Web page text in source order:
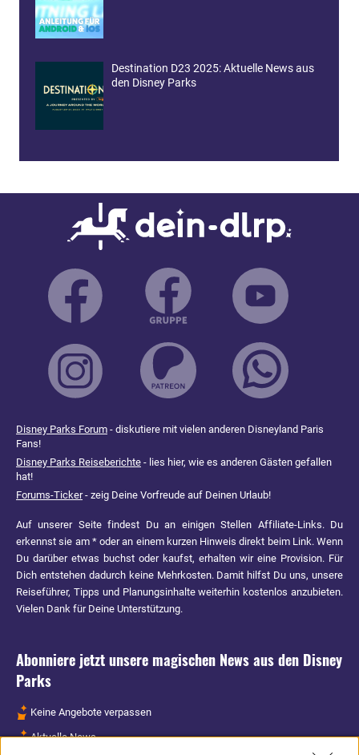
Destination D23 2025: Aktuelle News aus
den Disney Parks
Disney Parks Forum - diskutiere mit vielen anderen Disneyland Paris
Fans!
Disney Parks Reiseberichte - lies hier, wie es anderen Gästen gefallen
hat!
Forums-Ticker- zeig Deine Vorfreude auf Deinen Urlaub!
Auf unserer Seite findest Du an einigen Stellen Affiliate-Links. Du
erkennst sie am * oder an einem kurzen Hinweis direkt beim Link. Wenn
Du darüber etwas buchst oder kaufst, erhalten wir eine Provision. Für
Dich entstehen dadurch keine Mehrkosten. Damit hilfst Du uns, unsere
Reiseführer, Tipps und Planungsinhalte weiterhin kostenlos anzubieten.
Vielen Dank für Deine Unterstützung.
Abonniere jetzt unsere magischen News aus den Disney
Parks
Keine Angebote verpassen
Aktuelle News